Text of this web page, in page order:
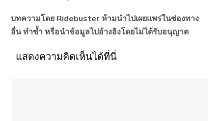
บทความโดย Ridebuster ห้ามนำไปเผยแพร่ในช่องทาง
อื่น ทำซ้ำ หรือนำข้อมูลไปอ้างอิงโดยไม่ได้รับอนุญาต
แสดงความคิดเห็นได้ที่นี่